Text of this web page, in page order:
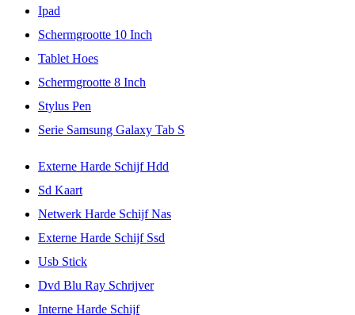
Ipad
Schermgrootte 10 Inch
Tablet Hoes
Schermgrootte 8 Inch
Stylus Pen
Serie Samsung Galaxy Tab S
Externe Harde Schijf Hdd
Sd Kaart
Netwerk Harde Schijf Nas
Externe Harde Schijf Ssd
Usb Stick
Dvd Blu Ray Schrijver
Interne Harde Schijf